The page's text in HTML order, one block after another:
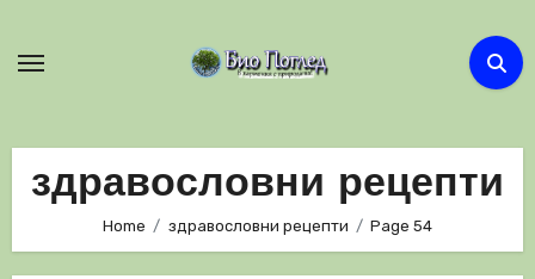
здравословни рецепти
Home здравословни рецепти Page 54